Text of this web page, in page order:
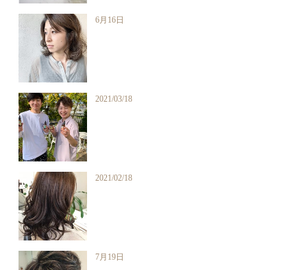
6月16日
2021/03/18
2021/02/18
7月19日